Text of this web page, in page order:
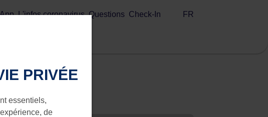
L'infos coronavirus Questions Check-In FR
PRIVÉE
essentiels,
de